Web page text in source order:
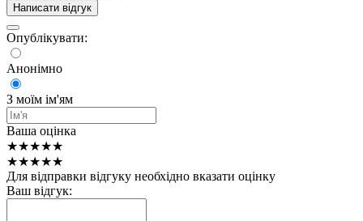
Написати відгук
Опублікувати:
Анонімно
З моїм ім'ям
Ваша оцінка
★★★★★
★★★★★
Для відправки відгуку необхідно вказати оцінку
Ваш відгук: